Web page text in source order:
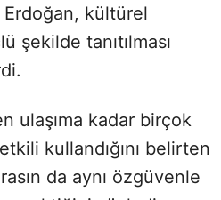
kültürel
şekilde tanıtılması
ulaşıma kadar birçok
kullandığını belirten
da aynı özgüvenle